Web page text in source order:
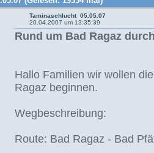
Taminaschlucht 05.05.07
20.04.2007 um 13:35:39
Rund um Bad Ragaz
Hallo Familien wir wollen
Ragaz beginnen.
Wegbeschreibung:
Route: Bad Ragaz - Bad